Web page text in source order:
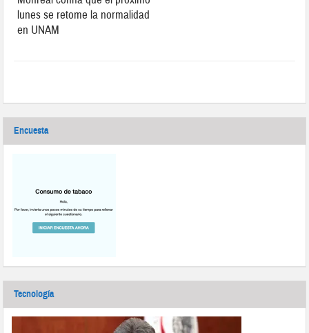
lunes se retome la normalidad
en UNAM
Encuesta
Tecnología